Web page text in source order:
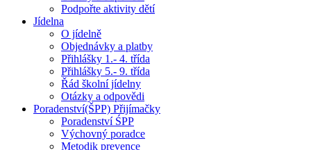
Podpořte aktivity dětí
Jídelna
O jídelně
Objednávky a platby
Přihlášky 1.- 4. třída
Přihlášky 5.- 9. třída
Řád školní jídelny
Otázky a odpovědi
Poradenství(ŠPP) Přijímačky
Poradenství ŚPP
Výchovný poradce
Metodik prevence